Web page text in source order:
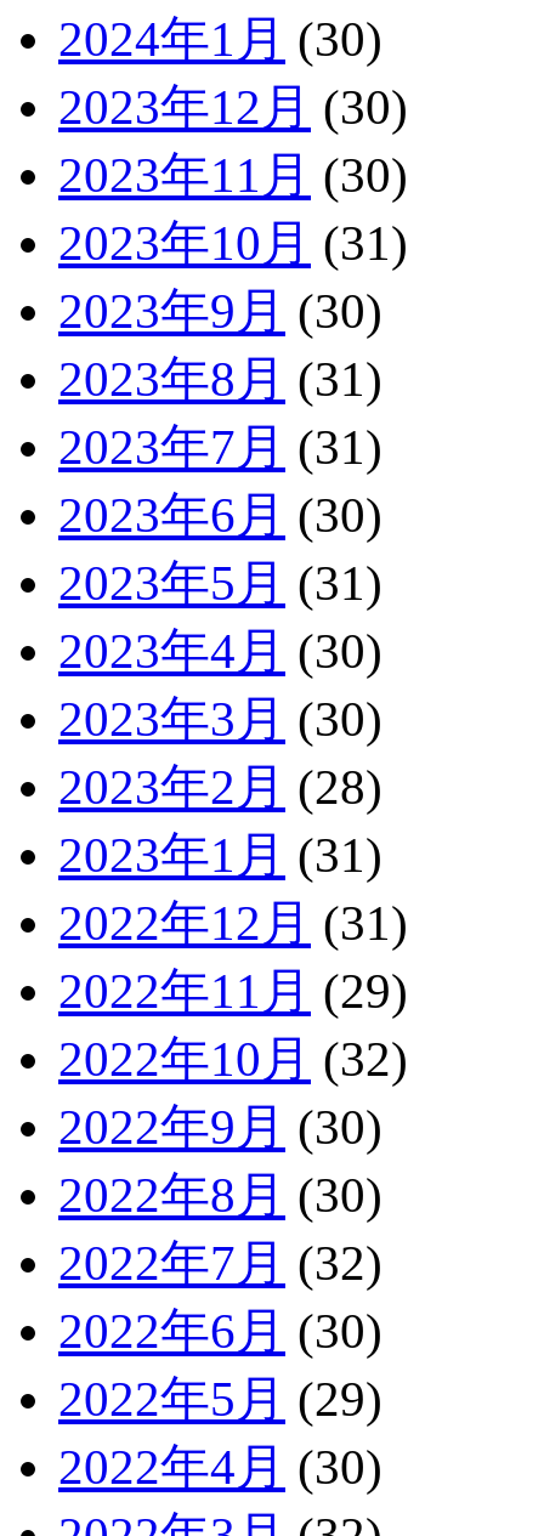
2024年1月 (30)
2023年12月 (30)
2023年11月 (30)
2023年10月 (31)
2023年9月 (30)
2023年8月 (31)
2023年7月 (31)
2023年6月 (30)
2023年5月 (31)
2023年4月 (30)
2023年3月 (30)
2023年2月 (28)
2023年1月 (31)
2022年12月 (31)
2022年11月 (29)
2022年10月 (32)
2022年9月 (30)
2022年8月 (30)
2022年7月 (32)
2022年6月 (30)
2022年5月 (29)
2022年4月 (30)